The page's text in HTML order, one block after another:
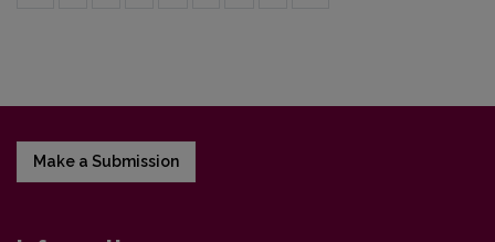
Make a Submission